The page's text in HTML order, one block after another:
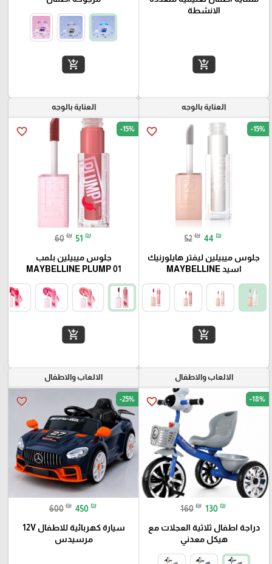
الانشطة
add_shopping_cart
add_shopping_cart
العناية بالوجه
favorite_border -15%
52 ₪ 44 ₪
جلوس میبیلین لیفتر هايلورنيك
اسيد MAYBELLINE
add_shopping_cart
العناية بالوجه
favorite_border -15%
60 ₪ 51 ₪
جلوس ميبيلين بلمب
MAYBELLINE PLUMP 01
add_shopping_cart
الالعاب والاطفال
favorite_border -18%
160 ₪ 130 ₪
دراجة اطفال ثلاثية العجلات مع
هيكل معدني
الالعاب والاطفال
favorite_border -25%
600 ₪ 450 ₪
سيارة كهربائية للاطفال 12V
مرسيدس